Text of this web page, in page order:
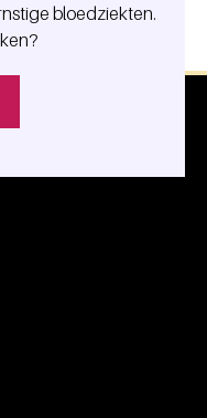
bloedziekten.